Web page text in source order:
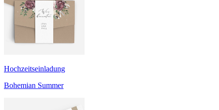
Hochzeitseinladung
Bohemian Summer